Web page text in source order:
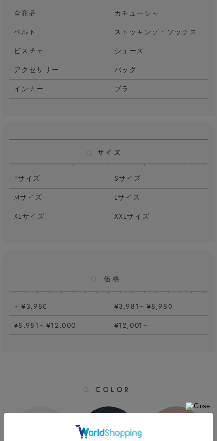
全商品
カチューシャ
ベルト
ストッキング・ソックス
ビスチェ
シューズ
アクセサリー
バッグ
インナー
ブラ
Fサイズ
Sサイズ
Mサイズ
Lサイズ
XLサイズ
XXLサイズ
～¥3,980
¥3,981～¥8,980
¥8,981～¥12,000
¥12,001～